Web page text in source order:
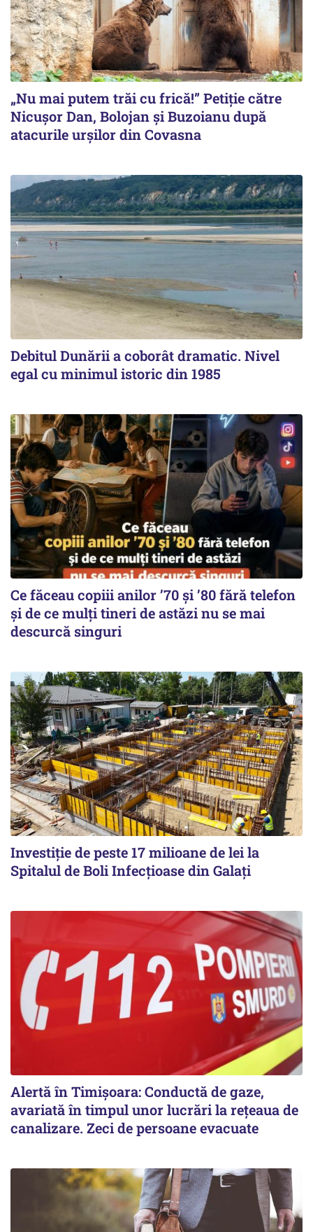
„Nu mai putem trăi cu frică!” Petiție către
Nicușor Dan, Bolojan și Buzoianu după
atacurile urșilor din Covasna
Debitul Dunării a coborât dramatic. Nivel
egal cu minimul istoric din 1985
Ce făceau copiii anilor ’70 și ’80 fără telefon
și de ce mulți tineri de astăzi nu se mai
descurcă singuri
Investiție de peste 17 milioane de lei la
Spitalul de Boli Infecțioase din Galați
Alertă în Timișoara: Conductă de gaze,
avariată în timpul unor lucrări la rețeaua de
canalizare. Zeci de persoane evacuate